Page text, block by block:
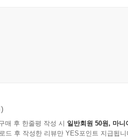
매 후 한줄평 작성 시 일반회원 50원, 마니
드 후 작성한 리뷰만 YES포인트 지급됩니